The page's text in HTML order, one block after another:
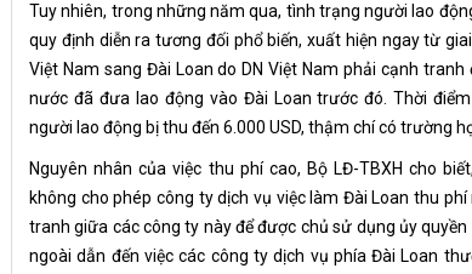
Tuy nhiên, trong những năm qua, tình trạng người lao
quy định diễn ra tương đối phổ biến, xuất hiện ngay từ
Việt Nam sang Đài Loan do DN Việt Nam phải cạnh
nước đã đưa lao động vào Đài Loan trước đó. Thời
người lao động bị thu đến 6.000 USD, thậm chí có trường
Nguyên nhân của việc thu phí cao, Bộ LĐ-TBXH cho
không cho phép công ty dịch vụ việc làm Đài Loan thu
tranh giữa các công ty này để được chủ sử dụng ủy
ngoài dẫn đến việc các công ty dịch vụ phía Đài Loan